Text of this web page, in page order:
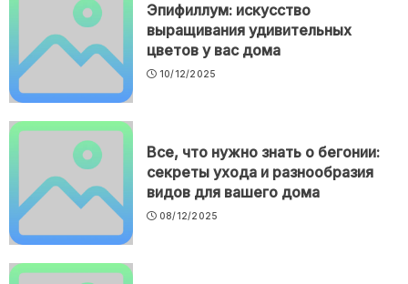
Эпифиллум: искусство
выращивания удивительных
цветов у вас дома
10/12/2025
Все, что нужно знать о бегонии:
секреты ухода и разнообразия
видов для вашего дома
08/12/2025